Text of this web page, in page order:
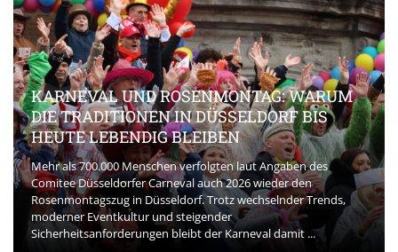
KARNEVAL UND ROSENMONTAG: WARUM
DIE TRADITIONEN IN DÜSSELDORF BIS
HEUTE LEBENDIG BLEIBEN
Mehr als 700.000 Menschen verfolgten laut Angaben des
Comitee Düsseldorfer Carneval auch 2026 wieder den
Rosenmontagszug in Düsseldorf. Trotz wechselnder Trends,
moderner Eventkultur und steigender
Sicherheitsanforderungen bleibt der Karneval damit ...